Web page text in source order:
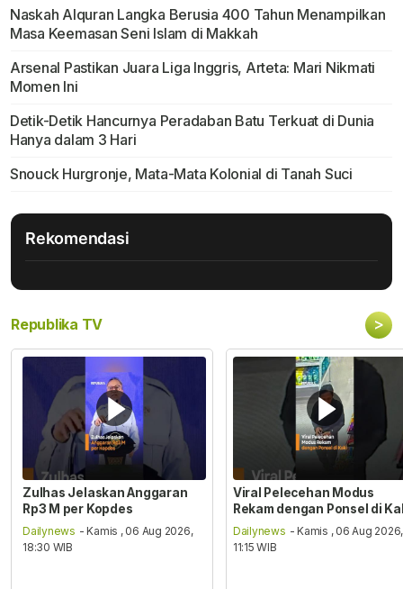
Naskah Alquran Langka Berusia 400 Tahun Menampilkan
Masa Keemasan Seni Islam di Makkah
Arsenal Pastikan Juara Liga Inggris, Arteta: Mari Nikmati
Momen Ini
Detik-Detik Hancurnya Peradaban Batu Terkuat di Dunia
Hanya dalam 3 Hari
Snouck Hurgronje, Mata-Mata Kolonial di Tanah Suci
Rekomendasi
Republika TV >
Zulhas Jelaskan Anggaran
Rp3 M per Kopdes
Dailynews - Kamis , 06 Aug 2026,
18:30 WIB
Viral Pelecehan Modus
Rekam dengan Ponsel di
Dailynews - Kamis , 06 Aug 2026,
11:15 WIB